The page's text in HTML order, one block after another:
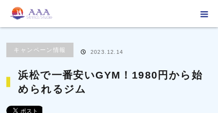
ブログ
浜松で一番安いGYM！1980円から
められるジム
キャンペーン情報 2023.12.14
浜松で一番安いGYM！1980円から始
められるジム